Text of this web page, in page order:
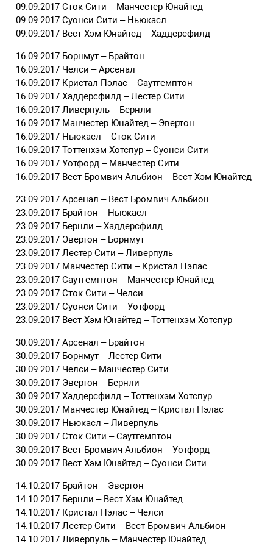
09.09.2017 Сток Сити – Манчестер Юнайтед
09.09.2017 Суонси Сити – Ньюкасл
09.09.2017 Вест Хэм Юнайтед – Хаддерсфилд
16.09.2017 Борнмут – Брайтон
16.09.2017 Челси – Арсенал
16.09.2017 Кристал Пэлас – Саутгемптон
16.09.2017 Хаддерсфилд – Лестер Сити
16.09.2017 Ливерпуль – Бернли
16.09.2017 Манчестер Юнайтед – Эвертон
16.09.2017 Ньюкасл – Сток Сити
16.09.2017 Тоттенхэм Хотспур – Суонси Сити
16.09.2017 Уотфорд – Манчестер Сити
16.09.2017 Вест Бромвич Альбион – Вест Хэм Юнайтед
23.09.2017 Арсенал – Вест Бромвич Альбион
23.09.2017 Брайтон – Ньюкасл
23.09.2017 Бернли – Хаддерсфилд
23.09.2017 Эвертон – Борнмут
23.09.2017 Лестер Сити – Ливерпуль
23.09.2017 Манчестер Сити – Кристал Пэлас
23.09.2017 Саутгемптон – Манчестер Юнайтед
23.09.2017 Сток Сити – Челси
23.09.2017 Суонси Сити – Уотфорд
23.09.2017 Вест Хэм Юнайтед – Тоттенхэм Хотспур
30.09.2017 Арсенал – Брайтон
30.09.2017 Борнмут – Лестер Сити
30.09.2017 Челси – Манчестер Сити
30.09.2017 Эвертон – Бернли
30.09.2017 Хаддерсфилд – Тоттенхэм Хотспур
30.09.2017 Манчестер Юнайтед – Кристал Пэлас
30.09.2017 Ньюкасл – Ливерпуль
30.09.2017 Сток Сити – Саутгемптон
30.09.2017 Вест Бромвич Альбион – Уотфорд
30.09.2017 Вест Хэм Юнайтед – Суонси Сити
14.10.2017 Брайтон – Эвертон
14.10.2017 Бернли – Вест Хэм Юнайтед
14.10.2017 Кристал Пэлас – Челси
14.10.2017 Лестер Сити – Вест Бромвич Альбион
14.10.2017 Ливерпуль – Манчестер Юнайтед